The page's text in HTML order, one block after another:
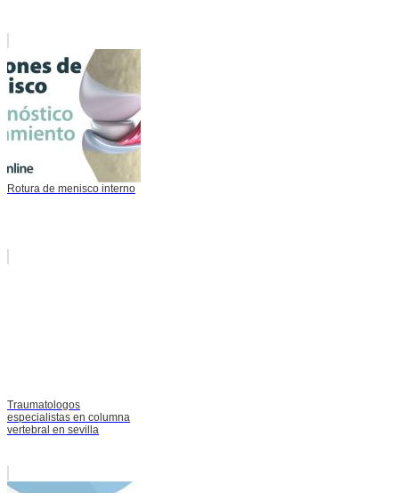
Rotura de menisco interno
Traumatologos
especialistas en columna
vertebral en sevilla